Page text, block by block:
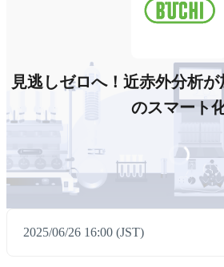
見逃しゼロへ！近赤外分析
のスマート
2025/06/26 16:00 (JST)